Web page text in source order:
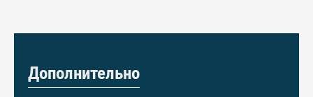
Дополнительно